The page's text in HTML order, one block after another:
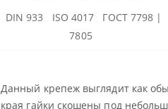
DIN 933 ISO 4017 ГОСТ 7798 |
7805
Данный крепеж выглядит как
края гайки скошены под